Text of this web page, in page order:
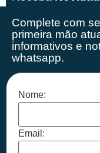
Complete com
primeira mão
informativos e
whatsapp.
Nome:
Email: